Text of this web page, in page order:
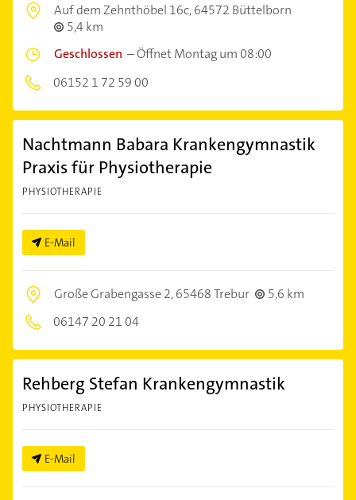
Auf dem Zehnthöbel 16c,64572 Büttelborn
5,4 km
Geschlossen –Öffnet Montag um 08:00
06152 1 72 59 00
Nachtmann Babara Krankengymnastik
Praxis für Physiotherapie
PHYSIOTHERAPIE
E-Mail
Große Grabengasse 2,65468 Trebur
5,6 km
06147 20 21 04
Rehberg Stefan Krankengymnastik
PHYSIOTHERAPIE
E-Mail